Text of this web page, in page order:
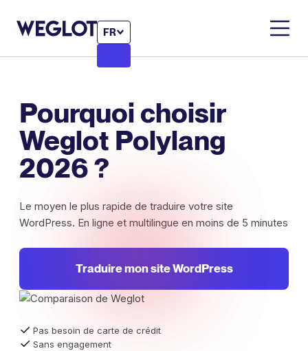
FR
Pourquoi choisir
Weglot Polylang
2026 ?
Le moyen le plus rapide de traduire votre site
WordPress. En ligne et multilingue en moins de 5 minutes
Traduire mon site WordPress
Pas besoin de carte de crédit
Sans engagement